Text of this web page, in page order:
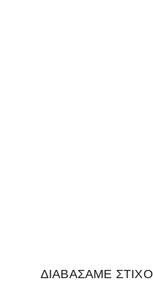
ΔΙΑΒΑΣΑΜΕ ΣΤΙΧΟ